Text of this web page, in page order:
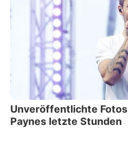
Unveröffentlichte
Paynes letzte Stunden